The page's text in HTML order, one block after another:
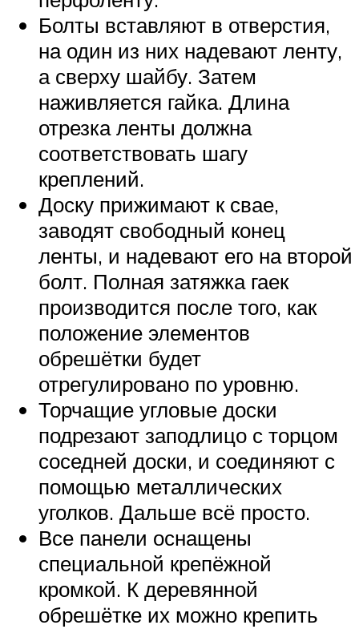
Болты вставляют в отверстия,
на один из них надевают ленту,
а сверху шайбу. Затем
наживляется гайка. Длина
отрезка ленты должна
соответствовать шагу
креплений.
Доску прижимают к свае,
заводят свободный конец
ленты, и надевают его на второй
болт. Полная затяжка гаек
производится после того, как
положение элементов
обрешётки будет
отрегулировано по уровню.
Торчащие угловые доски
подрезают заподлицо с торцом
соседней доски, и соединяют с
помощью металлических
уголков. Дальше всё просто.
Все панели оснащены
специальной крепёжной
кромкой. К деревянной
обрешётке их можно крепить